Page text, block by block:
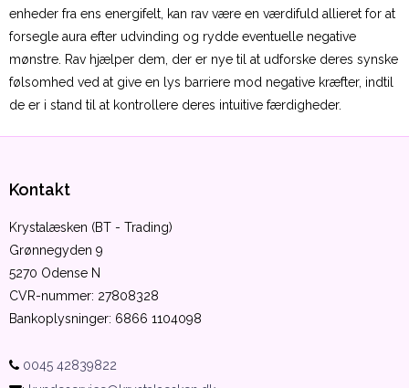
enheder fra ens energifelt, kan rav være en værdifuld allieret for at
forsegle aura efter udvinding og rydde eventuelle negative
mønstre. Rav hjælper dem, der er nye til at udforske deres synske
følsomhed ved at give en lys barriere mod negative kræfter, indtil
de er i stand til at kontrollere deres intuitive færdigheder.
Kontakt
Krystalæsken (BT - Trading)
Grønnegyden 9
5270 Odense N
CVR-nummer: 27808328
Bankoplysninger: 6866 1104098
0045 42839822